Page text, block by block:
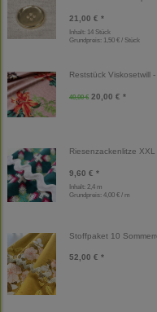
21,00 € *
Inhalt: 14 Stück
Grundpreis: 1,50 € / Stück
Reststück Viskosetwill
40,00 € 20,00 € *
Riesenzackenlitze
9,60 € *
Inhalt: 2,4 m
Grundpreis: 4,00 € / m
Stoffpaket 10
52,00 € *